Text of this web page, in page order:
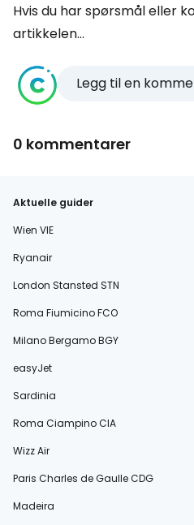
Hvis du har spørsmål eller
artikkelen...
Legg til en
0 kommentarer
Aktuelle guider
Wien VIE
Ryanair
London Stansted STN
Roma Fiumicino FCO
Milano Bergamo BGY
easyJet
Sardinia
Roma Ciampino CIA
Wizz Air
Paris Charles de Gaulle CDG
Madeira